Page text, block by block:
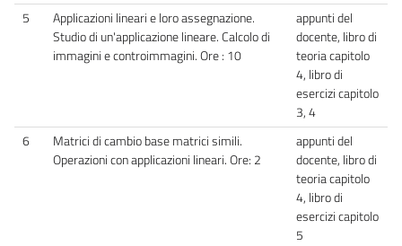
5
Applicazioni lineari e loro assegnazione.
Studio di un'applicazione lineare. Calcolo di
immagini e controimmagini. Ore : 10
appunti del
docente, libro di
teoria capitolo
4, libro di
esercizi capitolo
3, 4
6
Matrici di cambio base matrici simili.
Operazioni con applicazioni lineari. Ore: 2
appunti del
docente, libro di
teoria capitolo
4, libro di
esercizi capitolo
5